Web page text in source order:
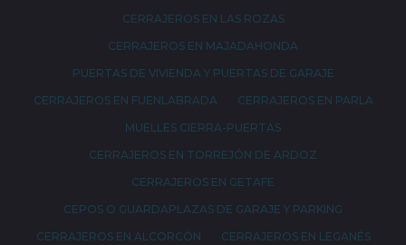
CERRAJEROS EN LAS ROZAS
CERRAJEROS EN MAJADAHONDA
PUERTAS DE VIVIENDA Y PUERTAS DE GARAJE
CERRAJEROS EN FUENLABRADA
CERRAJEROS EN PARLA
MUELLES CIERRA-PUERTAS
CERRAJEROS EN TORREJÓN DE ARDOZ
CERRAJEROS EN GETAFE
CEPOS O GUARDAPLAZAS DE GARAJE Y PARKING
CERRAJEROS EN ALCORCÓN
CERRAJEROS EN LEGANÉS